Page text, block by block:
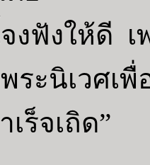
งฟังให้ดี เ
พระนิเวศเ
ร็จเถิด”